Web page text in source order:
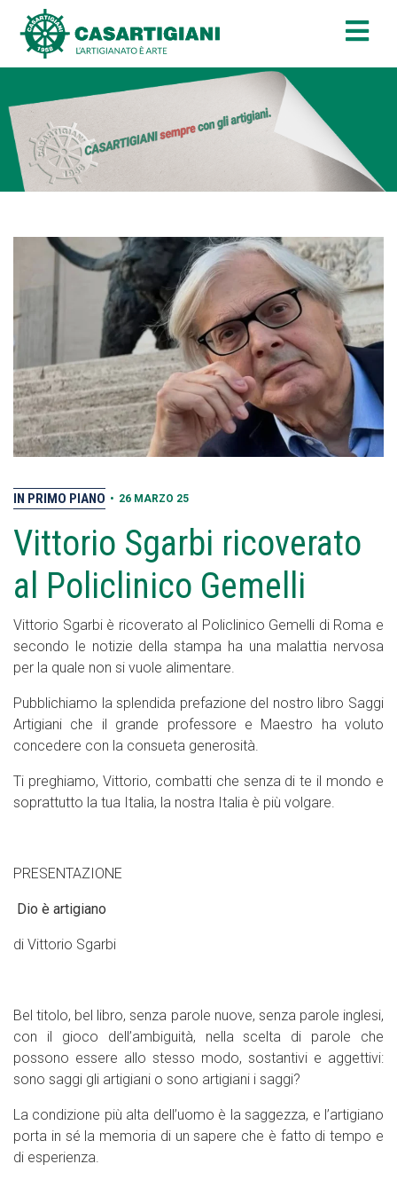
IN PRIMO PIANO • 26 MARZO 25
Vittorio Sgarbi ricoverato
al Policlinico Gemelli
Vittorio Sgarbi è ricoverato al Policlinico Gemelli di Roma e
secondo le notizie della stampa ha una malattia nervosa
per la quale non si vuole alimentare.
Pubblichiamo la splendida prefazione del nostro libro Saggi
Artigiani che il grande professore e Maestro ha voluto
concedere con la consueta generosità.
Ti preghiamo, Vittorio, combatti che senza di te il mondo e
soprattutto la tua Italia, la nostra Italia è più volgare.
PRESENTAZIONE
Dio è artigiano
di Vittorio Sgarbi
Bel titolo, bel libro, senza parole nuove, senza parole inglesi,
con il gioco dell’ambiguità, nella scelta di parole che
possono essere allo stesso modo, sostantivi e aggettivi:
sono saggi gli artigiani o sono artigiani i saggi?
La condizione più alta dell’uomo è la saggezza, e l’artigiano
porta in sé la memoria di un sapere che è fatto di tempo e
di esperienza.